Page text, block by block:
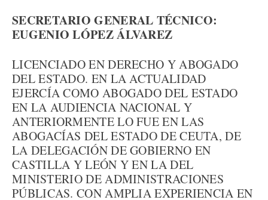
SECRETARIO GENERAL TÉCNICO:
EUGENIO LÓPEZ ÁLVAREZ
LICENCIADO EN DERECHO Y ABOGADO
DEL ESTADO. EN LA ACTUALIDAD
EJERCÍA COMO ABOGADO DEL ESTADO
EN LA AUDIENCIA NACIONAL Y
ANTERIORMENTE LO FUE EN LAS
ABOGACÍAS DEL ESTADO DE CEUTA, DE
LA DELEGACIÓN DE GOBIERNO EN
CASTILLA Y LEÓN Y EN LA DEL
MINISTERIO DE ADMINISTRACIONES
PÚBLICAS. CON AMPLIA EXPERIENCIA EN